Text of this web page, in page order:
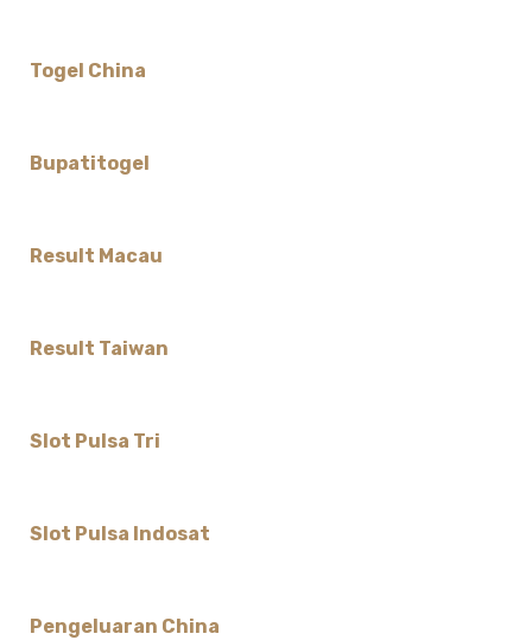
Togel China
Bupatitogel
Result Macau
Result Taiwan
Slot Pulsa Tri
Slot Pulsa Indosat
Pengeluaran China